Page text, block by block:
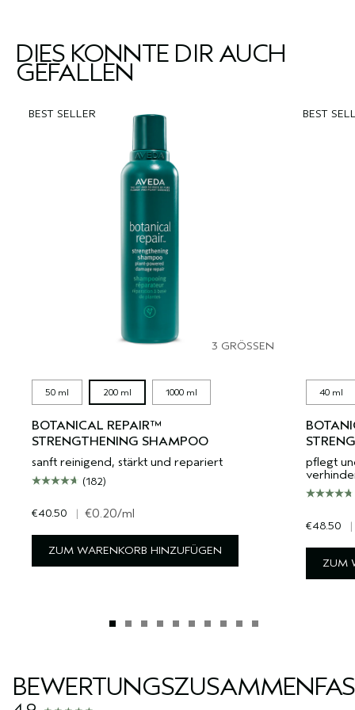
DIES KÖNNTE DIR AUCH
GEFALLEN
BEST SELLER
3 GRÖSSEN
50 ml 200 ml 1000 ml
BOTANICAL REPAIR™
STRENGTHENING SHAMPOO
sanft reinigend, stärkt und repariert
(182)
€40.50 | €0.20/ml
ZUM WARENKORB HINZUFÜGEN
BEST
40 ml
pflegt
€48.50 |
ZUM